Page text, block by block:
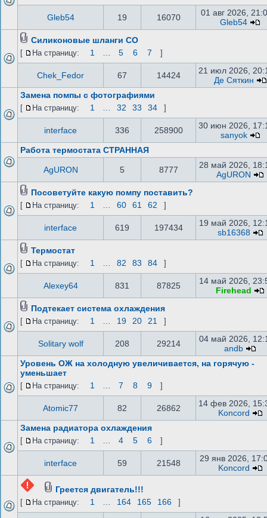
Gleb54 19 16070
01 авг 2026,
Gleb54
Силиконовые шланги СО
[ На страницу: 1 5 6 7 ]
Chek_Fedor 67 14424
21 июл 2026,
Де Сяткин
Замена помпы с фотографиями
[ На страницу: 1 32 33 34 ]
interface 336 258900
30 июн 2026,
sanyok
Работа термостата СТРАННАЯ
AgURON 5 8777
28 май 2026,
AgURON
Посоветуйте какую помпу поставить?
[ На страницу: 1 60 61 62 ]
interface 619 197434
19 май 2026,
sb16368
Термостат
[ На страницу: 1 82 83 84 ]
Alexey64 831 87825
14 май 2026,
Firehead
Подтекает система охлаждения
[ На страницу: 1 19 20 21 ]
Solitary wolf 208 29214
04 май 2026,
andb
Уровень ОЖ на холодную увеличивается, на горячую -
уменьшает
[ На страницу: 1 7 8 9 ]
Atomic77 82 26862
14 фев 2026,
Koncord
Замена радиатора охлаждения
[ На страницу: 1 4 5 6 ]
interface 59 21548
29 янв 2026,
Koncord
Греется двигатель!!!
[ На страницу: 1 164 165 166 ]